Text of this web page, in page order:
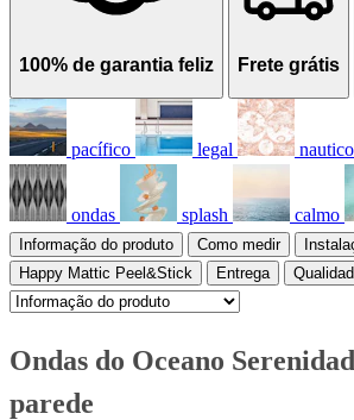
100% de garantia feliz Frete grátis
pacífico legal nautico
ondas splash calmo
Informação do produto Como medir
Happy Mattic Peel&Stick
Entrega
Ondas do Oceano
parede